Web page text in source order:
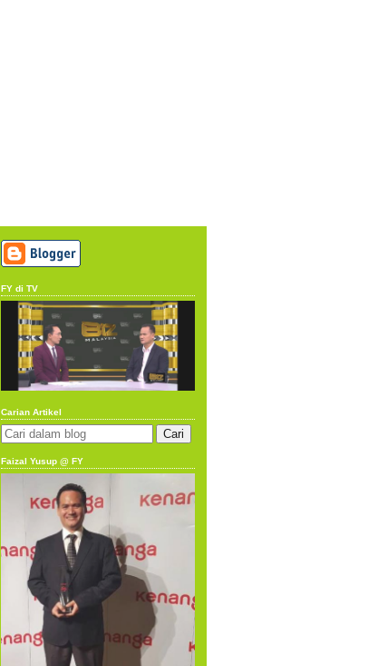
FY di TV
Carian Artikel
Faizal Yusup @ FY